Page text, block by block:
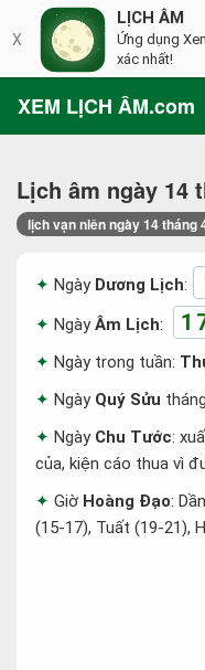
XEM LỊCH ÂM.com
Lịch âm ngày 14
lịch vạn niên ngày 14 tháng
Ngày Dương Lịch:
NgàyÂm Lịch:
Ngày trong tuần:
Ngày Quý Sửu tháng
Ngày Chu Tước:
của, kiện cáo thua vì
Giờ Hoàng Đạo:
(15-17), Tuất (19-21),
X
LỊCH ÂM
Ứng dụng
xác nhất!